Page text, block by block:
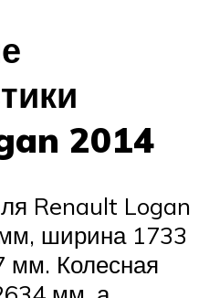
2014
Renault Logan
ширина 1733
мм. Колесная